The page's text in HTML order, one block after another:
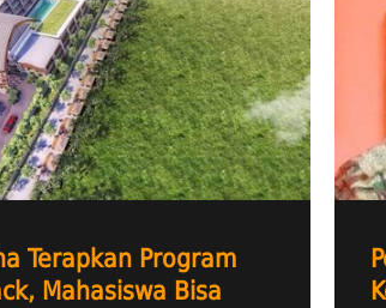
Terapkan Program
Mahasiswa Bisa